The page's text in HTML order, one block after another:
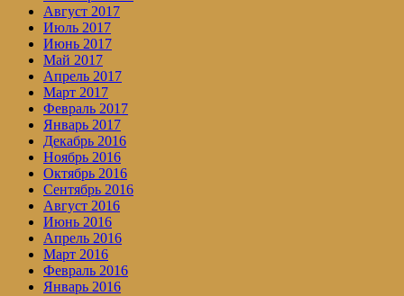
Август 2017
Июль 2017
Июнь 2017
Май 2017
Апрель 2017
Март 2017
Февраль 2017
Январь 2017
Декабрь 2016
Ноябрь 2016
Октябрь 2016
Сентябрь 2016
Август 2016
Июнь 2016
Апрель 2016
Март 2016
Февраль 2016
Январь 2016